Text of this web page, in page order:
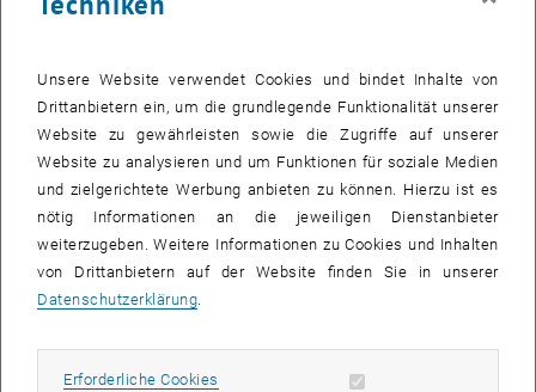
Subseiten von
Subseiten von Labors
Baustatik und experimentelle Mechanik
© jpldesigns – stock.adobe.com (Brücke)
Aktuelles
Unsere Website verwendet Cookies und bindet Inhalte von
Drittanbietern ein, um die grundlegende Funktionalität unserer
Website zu gewährleisten sowie die Zugriffe auf unserer
Website zu analysieren und um Funktionen für soziale Medien
und zielgerichtete Werbung anbieten zu können. Hierzu ist es
nötig Informationen an die jeweiligen Dienstanbieter
weiterzugeben. Weitere Informationen zu Cookies und Inhalten
von Drittanbietern auf der Website finden Sie in unserer
Datenschutzerklärung.
Erforderliche Cookies Erforderliche Cookies zulassen